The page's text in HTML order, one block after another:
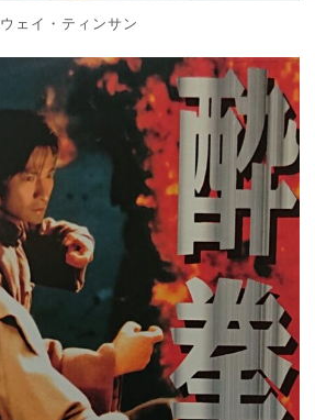
ウェイ・ティンサン